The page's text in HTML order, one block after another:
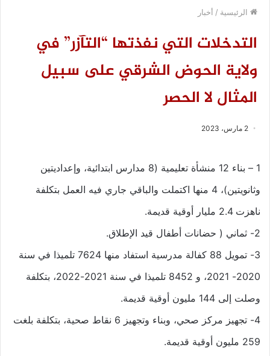
الرئيسية / أخبار
التدخلات التي نفذتها “التآزر” في
ولاية الحوض الشرقي على سبيل
المثال لا الحصر
2 مارس، 2023
1 – بناء 12 منشأة تعليمية (8 مدارس ابتدائية، وإعداديتين
وثانويتين)، 4 منها اكتملت والباقي جاري فيه العمل بتكلفة
ناهزت 2.4 مليار أوقية قديمة.
2- ثماني ( حضانات أطفال قيد الإطلاق.
3- تمويل 88 كفالة مدرسية استفاد منها 7624 تلميذا في سنة
2020- 2021، و 8452 تلميذا في سنة 2021-2022، بتكلفة
وصلت إلى 144 مليون أوقية قديمة.
4- تجهيز مركز صحي، وبناء وتجهيز 6 نقاط صحية، بتكلفة بلغت
259 مليون أوقية قديمة.